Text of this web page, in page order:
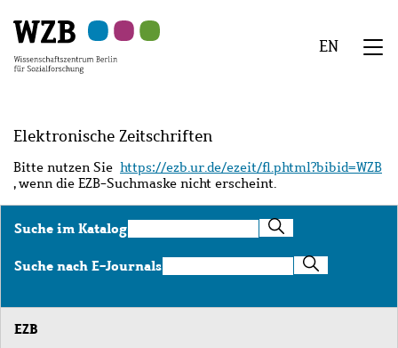
Hauptinhalt
springen
Navigation
springen
Suche
springen
Sekundärnavigation
springen
Fußzeile
springen
EN
Elektronische Zeitschriften
Bitte nutzen Sie https://ezb.ur.de/ezeit/fl.phtml?bibid=WZB
, wenn die EZB-Suchmaske nicht erscheint.
Suche im KatalogSuche
im
Katalog
Suche nach E-JournalsSuche
nach
Journals
EZB